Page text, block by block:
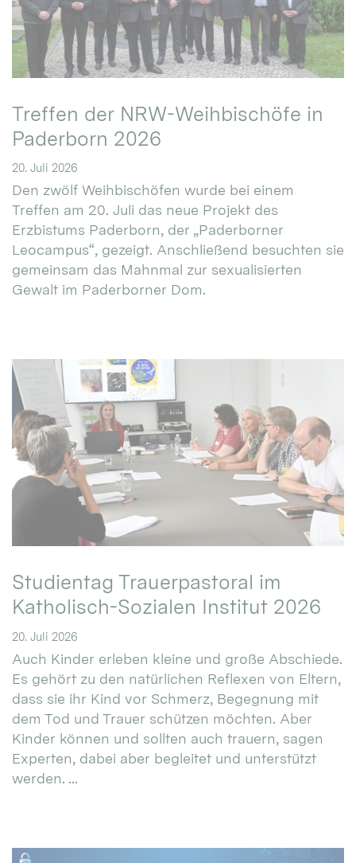
Treffen der NRW-Weihbischöfe in
Paderborn 2026
20. Juli 2026
Den zwölf Weihbischöfen wurde bei einem
Treffen am 20. Juli das neue Projekt des
Erzbistums Paderborn, der „Paderborner
Leocampus“, gezeigt. Anschließend besuchten sie
gemeinsam das Mahnmal zur sexualisierten
Gewalt im Paderborner Dom.
Studientag Trauerpastoral im
Katholisch-Sozialen Institut 2026
20. Juli 2026
Auch Kinder erleben kleine und große Abschiede.
Es gehört zu den natürlichen Reflexen von Eltern,
dass sie ihr Kind vor Schmerz, Begegnung mit
dem Tod und Trauer schützen möchten. Aber
Kinder können und sollten auch trauern, sagen
Experten, dabei aber begleitet und unterstützt
werden. ...